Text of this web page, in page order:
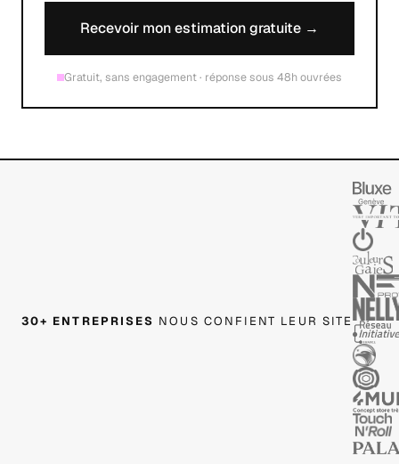
Recevoir mon estimation gratuite →
Gratuit, sans engagement · réponse sous 48h ouvrées
30+ ENTREPRISES NOUS CONFIENT LEUR SITE